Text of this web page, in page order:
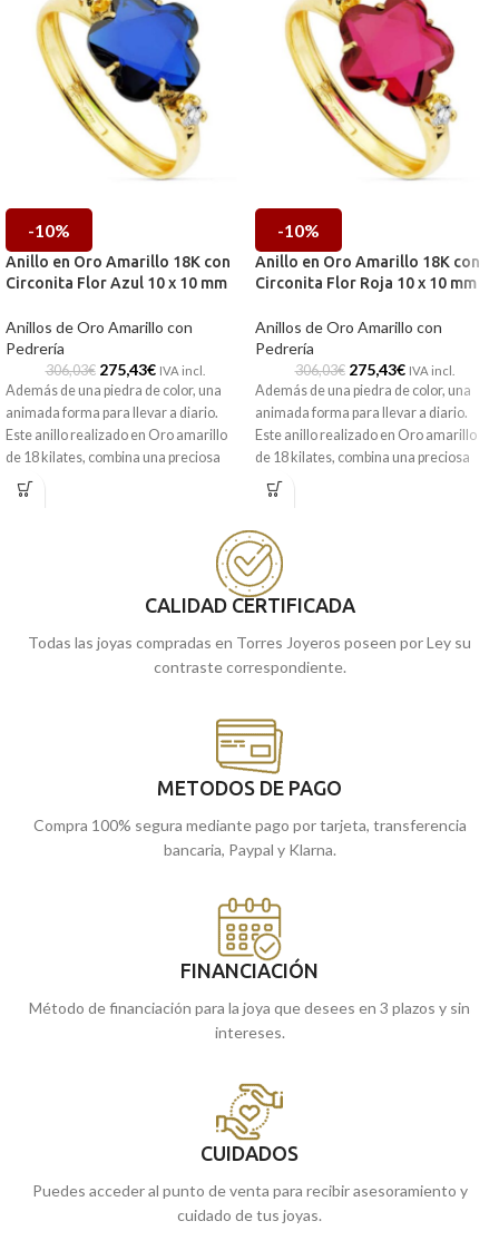
-10%
Anillo en Oro Amarillo 18K con
Circonita Flor Azul 10 x 10 mm
Anillos de Oro Amarillo con
Pedrería
306,03€ 275,43€ IVA incl.
Además de una piedra de color, una
animada forma para llevar a diario.
Este anillo realizado en Oro amarillo
de 18 kilates, combina una preciosa
circonita con forma de flor en su
centro, y dos radiantes y pequeñas
Puedes encontrarlo en nuestras
encargarlo online y te lo enviamos a
-10%
Anillo en Oro Amarillo 18K con
Circonita Flor Roja 10 x 10 mm
Anillos de Oro Amarillo con
Pedrería
306,03€ 275,43€ IVA incl.
Además de una piedra de color, una
animada forma para llevar a diario.
Este anillo realizado en Oro amarillo
de 18 kilates, combina una preciosa
circonita con forma de flor en su
centro, y dos radiantes y pequeñas
Con este anillo no pasarás
desapercibida.
Puedes encontrarlo en nuestras
encargarlo online y te lo enviamos a
casa.
CALIDAD CERTIFICADA
Todas las joyas compradas en Torres Joyeros poseen por Ley su
contraste correspondiente.
METODOS DE PAGO
Compra 100% segura mediante pago por tarjeta, transferencia
bancaria, Paypal y Klarna.
FINANCIACIÓN
Método de financiación para la joya que desees en 3 plazos y sin
intereses.
CUIDADOS
Puedes acceder al punto de venta para recibir asesoramiento y
cuidado de tus joyas.